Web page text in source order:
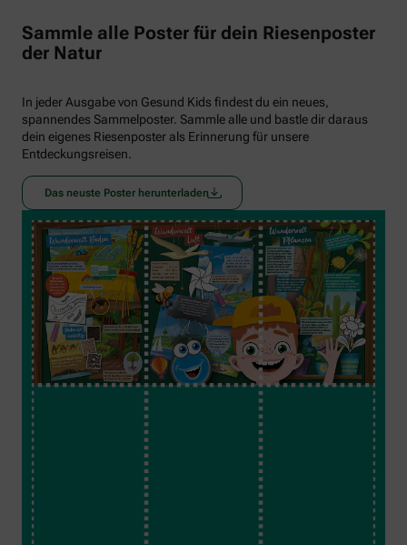
Sammle alle Poster für dein Riesenposter
der Natur
In jeder Ausgabe von Gesund Kids findest du ein neues,
spannendes Sammelposter. Sammle alle und bastle dir daraus
dein eigenes Riesenposter als Erinnerung für unsere
Entdeckungsreisen.
Das neuste Poster herunterladen